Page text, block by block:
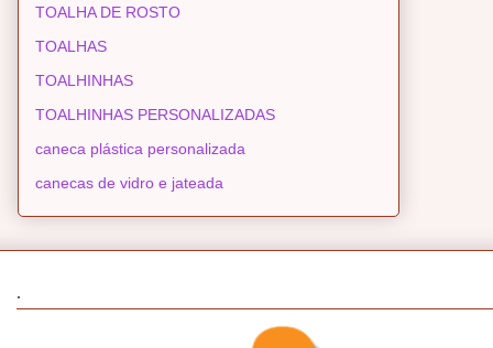
TOALHA DE ROSTO
TOALHAS
TOALHINHAS
TOALHINHAS PERSONALIZADAS
caneca plástica personalizada
canecas de vidro e jateada
.